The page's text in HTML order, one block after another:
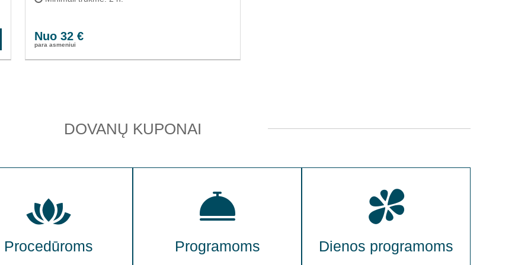
Nuo 32 €
para asmeniui
DOVANŲ KUPONAI
Procedūroms Programoms Dienos programoms